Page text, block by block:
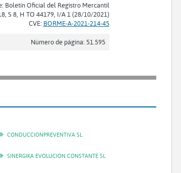
Boletín Oficial del Registro Mercantil
S 8, H TO 44179, I/A 1 (28/10/2021)
CVE: BORME-A-2021-214-45
Número de página: 51.595
CONDUCCIONPREVENTIVA SL
SINERGIKA EVOLUCION CONSTANTE SL